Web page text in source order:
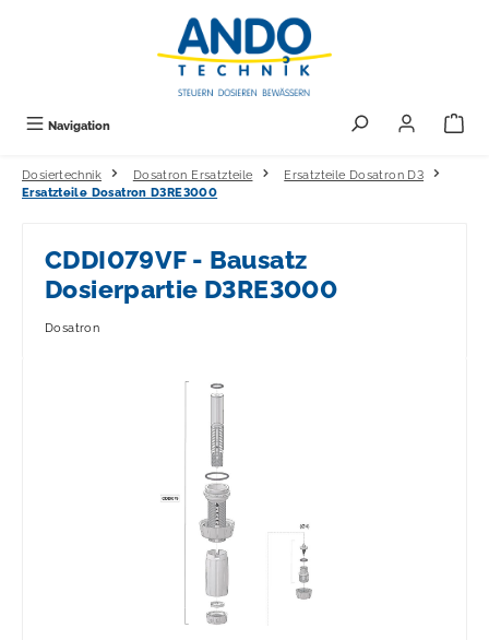
Navigation
Dosiertechnik Dosatron Ersatzteile
Ersatzteile Dosatron D3
Ersatzteile Dosatron D3RE3000
CDDI079VF - Bausatz
Dosierpartie D3RE3000
Dosatron
Bildergalerie überspringen